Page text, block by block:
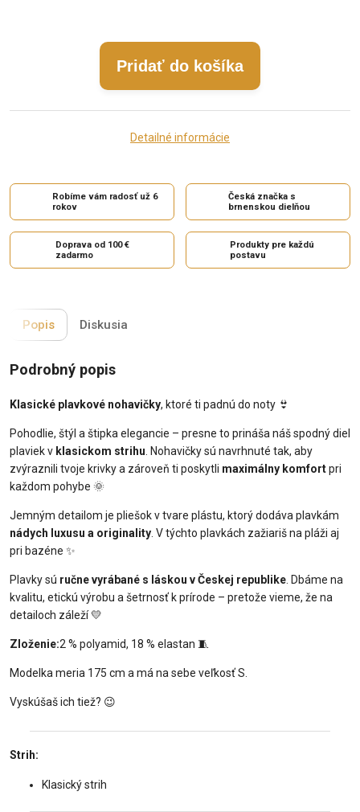
Pridať do košíka
Detailné informácie
Robíme vám radosť už 6
rokov
Česká značka s
brnenskou dielňou
Doprava od 100 €
zadarmo
Produkty pre každú
postavu
Popis Diskusia
Podrobný popis
Klasické plavkové nohavičky, ktoré ti padnú do noty 👙
Pohodlie, štýl a štipka elegancie – presne to prináša náš spodný diel
plaviek v klasickom strihu . Nohavičky sú navrhnuté tak, aby
zvýraznili tvoje krivky a zároveň ti poskytli maximálny komfortpri
každom pohybe 🌞
Jemným detailom je pliešok v tvare plástu, ktorý dodáva plavkám
nádych luxusu a originality . V týchto plavkách zažiariš na pláži aj
pri bazéne ✨
Plavky sú ručne vyrábané s láskou v Českej republike . Dbáme na
kvalitu, etickú výrobu a šetrnosť k prírode – pretože vieme, že na
detailoch záleží💛
Zloženie:2 % polyamid, 18 % elastan 🧵
Modelka meria 175 cm a má na sebe veľkosť S.
Vyskúšaš ich tiež? 😉
Strih:
Klasický strih